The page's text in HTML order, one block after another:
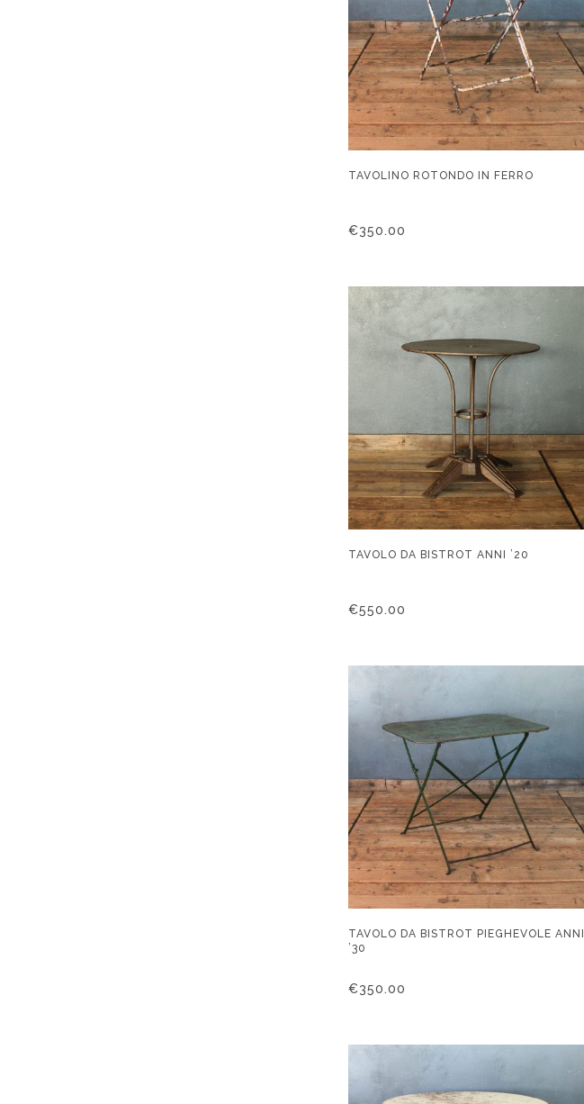
TAVOLINO ROTONDO IN FERRO
€350.00
TAVOLO DA BISTROT ANNI ’20
€550.00
TAVOLO DA BISTROT PIEGHEVOLE ANNI
’30
€350.00